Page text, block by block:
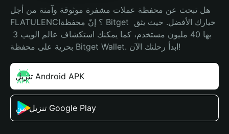
هل تبحث عن محفظة عملات مشفرة موثوقة وآمنة من أجل
FLATULENCI؟ إنّ محفظة Bitget خيارك الأفضل. حيث يثق
بحرية على محفظة Bitget Wallet. ابدأ رحلتك الآن!
تنزيل Android APK
تنزيل من Google Play